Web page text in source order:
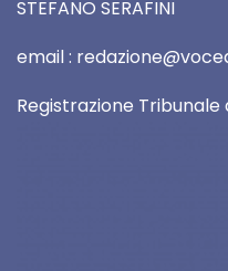
STEFANO SERAFINI
email :
Registrazione Tribunale